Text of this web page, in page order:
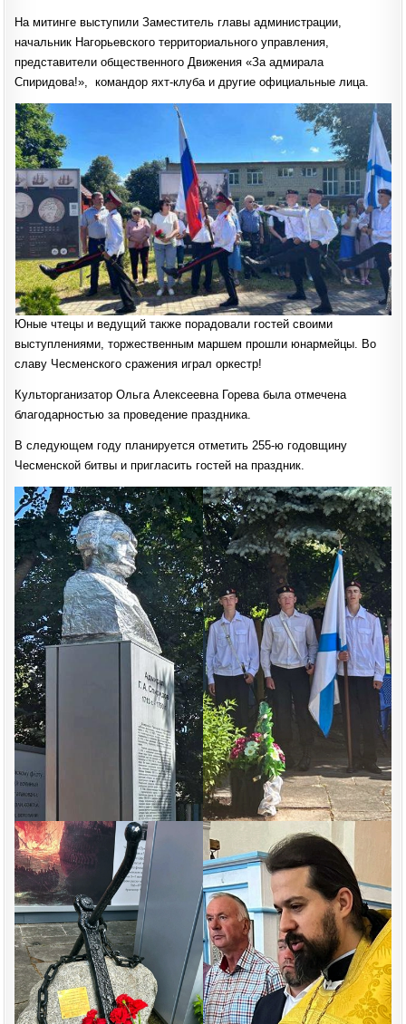
На митинге выступили Заместитель главы администрации,
начальник Нагорьевского территориального управления,
представители общественного Движения «За адмирала
Спиридова!», командор яхт-клуба и другие официальные лица.
Юные чтецы и ведущий также порадовали гостей своими
выступлениями, торжественным маршем прошли юнармейцы. Во
славу Чесменского сражения играл оркестр!
Культорганизатор Ольга Алексеевна Горева была отмечена
благодарностью за проведение праздника.
В следующем году планируется отметить 255-ю годовщину
Чесменской битвы и пригласить гостей на праздник.